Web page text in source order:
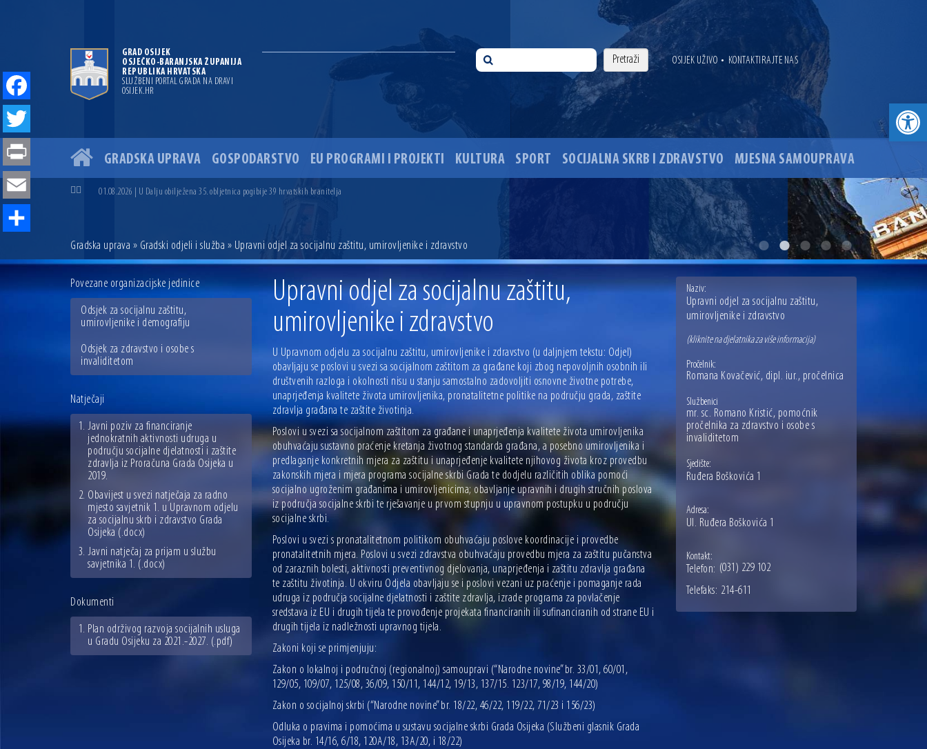
GRAD OSIJEK
OSJEČKO-BARANJSKA ŽUPANIJA
REPUBLIKA HRVATSKA
SLUŽBENI PORTAL GRADA NA DRAVI
OSIJEK.HR
OSIJEK UŽIVO • KONTAKTIRAJTE NAS
GRADSKA UPRAVA GOSPODARSTVO EU PROGRAMI I PROJEKTI KULTURA SPORT SOCIJALNA SKRB I ZDRAVSTVO MJESNA SAMOUPRAVA
04.07.2026 | Zbog povoljnih vodostaja i pravodobnih mjera komarci ove godine pod kontrolom
04.08.2026 | U Osijeku obilježen Dan pobjede i domovinske zahvalnosti i Dan hrvatskih branitelja
01.08.2026 | U Dalju obilježena 35. obljetnica pogibije 39 hrvatskih branitelja
13.07.2026 | Ljetnim izdanjem Večeri vina i umjetnosti završen Vinski mjesec
07.07.2026 | Održana 8. sjednica Gradskog vijeća Grada Osijeka. Gradonačelnik Radić istaknuo da je u osječke vrtiće upisan rekordan broj djece, te najavio cjelovitu obnovu glavnog osječkog Trga Ante Starčevića
04.07.2026 | Zbog povoljnih vodostaja i pravodobnih mjera komarci ove godine pod kontrolom
04.08.2026 | U Osijeku obilježen Dan pobjede i domovinske zahvalnosti i Dan hrvatskih branitelja
Gradska uprava » Gradski odjeli i služba » Upravni odjel za socijalnu zaštitu, umirovljenike i zdravstvo
Povezane organizacijske jedinice
Odsjek za socijalnu zaštitu,
umirovljenike i demografiju
Odsjek za zdravstvo i osobe s
invaliditetom
Natječaji
Javni poziv za financiranje
jednokratnih aktivnosti udruga u
području socijalne djelatnosti i zaštite
zdravlja iz Proračuna Grada Osijeka u
2019.
Obavijest u svezi natječaja za radno
mjesto savjetnik 1. u Upravnom odjelu
za socijalnu skrb i zdravstvo Grada
Osijeka (.docx)
Javni natječaj za prijam u službu
savjetnika 1. (.docx)
Dokumenti
Plan održivog razvoja socijalnih usluga
u Gradu Osijeku za 2021.-2027. (.pdf)
Upravni odjel za socijalnu zaštitu,
umirovljenike i zdravstvo
U Upravnom odjelu za socijalnu zaštitu, umirovljenike i zdravstvo (u daljnjem tekstu: Odjel)
obavljaju se poslovi u svezi sa socijalnom zaštitom za građane koji zbog nepovoljnih osobnih ili
društvenih razloga i okolnosti nisu u stanju samostalno zadovoljiti osnovne životne potrebe,
unaprjeđenja kvalitete života umirovljenika, pronatalitetne politike na području grada, zaštite
zdravlja građana te zaštite životinja.
Poslovi u svezi sa socijalnom zaštitom za građane i unaprjeđenja kvalitete života umirovljenika
obuhvaćaju sustavno praćenje kretanja životnog standarda građana, a posebno umirovljenika i
predlaganje konkretnih mjera za zaštitu i unaprjeđenje kvalitete njihovog života kroz provedbu
zakonskih mjera i mjera programa socijalne skrbi Grada te dodjelu različitih oblika pomoći
socijalno ugroženim građanima i umirovljenicima; obavljanje upravnih i drugih stručnih poslova
iz područja socijalne skrbi te rješavanje u prvom stupnju u upravnom postupku u području
socijalne skrbi.
Poslovi u svezi s pronatalitetnom politikom obuhvaćaju poslove koordinacije i provedbe
pronatalitetnih mjera. Poslovi u svezi zdravstva obuhvaćaju provedbu mjera za zaštitu pučanstva
od zaraznih bolesti, aktivnosti preventivnog djelovanja, unaprjeđenja i zaštitu zdravlja građana
te zaštitu životinja. U okviru Odjela obavljaju se i poslovi vezani uz praćenje i pomaganje rada
udruga iz područja socijalne djelatnosti i zaštite zdravlja, izrade programa za povlačenje
sredstava iz EU i drugih tijela te provođenje projekata financiranih ili sufinanciranih od strane EU i
drugih tijela iz nadležnosti upravnog tijela.
Zakoni koji se primjenjuju:
Zakon o lokalnoj i područnoj (regionalnoj) samoupravi (“Narodne novine” br. 33/01, 60/01,
129/05, 109/07, 125/08, 36/09, 150/11, 144/12, 19/13, 137/15. 123/17, 98/19, 144/20)
Zakon o socijalnoj skrbi (“Narodne novine” br. 18/22, 46/22, 119/22, 71/23 i 156/23)
Odluka o pravima i pomoćima u sustavu socijalne skrbi Grada Osijeka (Službeni glasnik Grada
Osijeka br. 14/16, 6/18, 120A/18, 13A/20, i 18/22)
Naziv:
Upravni odjel za socijalnu zaštitu,
umirovljenike i zdravstvo
(kliknite na djelatnika za više informacija)
Pročelnik:
Romana Kovačević, dipl. iur., pročelnica
Službenici
mr. sc. Romano Kristić, pomoćnik
pročelnika za zdravstvo i osobe s
invaliditetom
Sjedište:
Ruđera Boškovića 1
Adresa:
Ul. Ruđera Boškovića 1
Kontakt:
Telefon: (031) 229 102
Telefaks: 214-611
Facebook
Twitter
Print
Email